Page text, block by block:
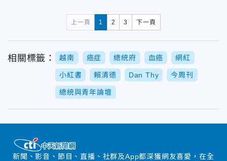
上一頁 1 2 3 下一頁
相關標籤： 越南 癌症 總統府 血癌 網紅
小紅書 賴清德 Dan Thy 今周刊
總統與青年論壇
新聞、影音、節目、直播、社群及App都深獲網友喜愛，在全